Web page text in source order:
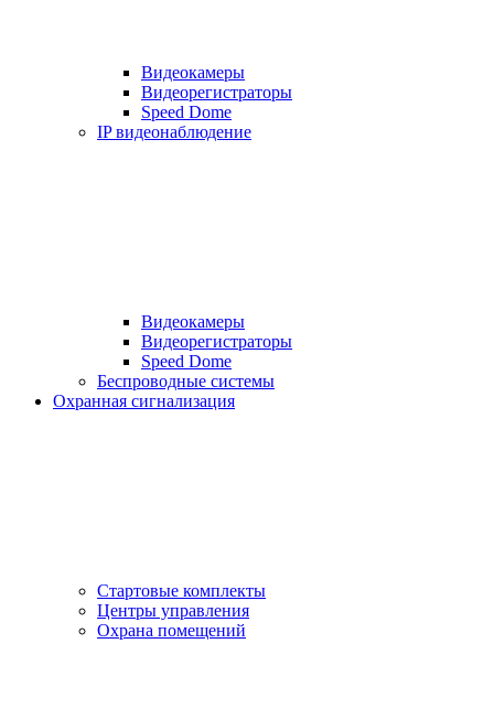
Видеокамеры
Видеорегистраторы
Speed Dome
IP видеонаблюдение
Видеокамеры
Видеорегистраторы
Speed Dome
Беспроводные системы
Охранная сигнализация
Стартовые комплекты
Центры управления
Охрана помещений